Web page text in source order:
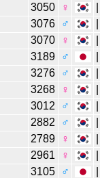
3050 ♀
3076 ♂
3070 ♀
3189 ♂
3276 ♂
3268 ♀
3012 ♂
2882 ♂
2789 ♀
2961 ♀
3105 ♂